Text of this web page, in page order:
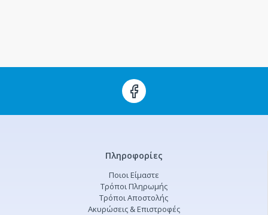
Πληροφορίες
Ποιοι Είμαστε
Τρόποι Πληρωμής
Τρόποι Αποστολής
Ακυρώσεις & Επιστροφές